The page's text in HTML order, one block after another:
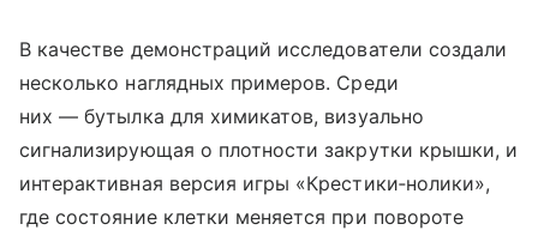
В качестве демонстраций исследователи создали
несколько наглядных примеров. Среди
них — бутылка для химикатов, визуально
сигнализирующая о плотности закрутки крышки, и
интерактивная версия игры «Крестики‑нолики»,
где состояние клетки меняется при повороте